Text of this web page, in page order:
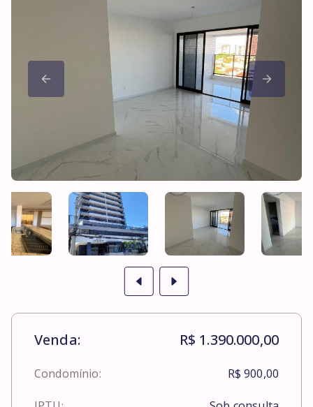
Venda: R$ 1.390.000,00
Condomínio: R$ 900,00